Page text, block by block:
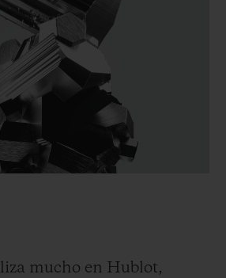
mucho en Hublot,